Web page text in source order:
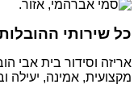
כל שירותי
אריזה וסידור בית אבי
מקצועית, אמינה, יעילה